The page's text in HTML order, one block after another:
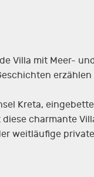
Villa mit Meer-
Kreta,
charmante
weitläufige